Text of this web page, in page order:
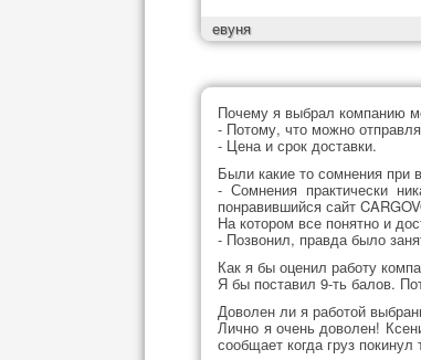
евуня
Почему я выбрал компанию
- Потому, что можно
- Цена и срок доставки.
Были какие то сомнения при
- Сомнения практически
понравившийся сайт
На котором все понятно и
- Позвонил, правда было
Как я бы оценил работу
Я бы поставил 9-ть балов.
Доволен ли я работой
Лично я очень доволен!
сообщает когда груз